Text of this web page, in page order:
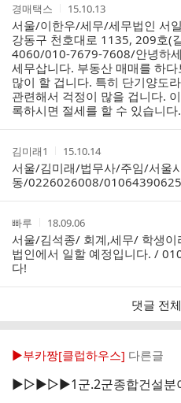
작
성
자
경매택스
작
성
시
간
15.10.13
서울/이한우/세무/세무법인 서
강동구 천호대로 1135, 209호(
4060/010-7679-7608/안녕하
세무삽니다. 부동산 매매를 하
많이 할 겁니다. 특히 단기양도
관련해서 걱정이 많을 겁니다.
록하시면 절세를 할 수 있습니다.
작
성
자
김미래1
작
성
시
간
15.10.14
서울/김미래/법무사/주임/서울
동/0226026008/
작
성
자
빠루
작
성
시
간
18.09.06
서울/김석종/ 회계,세무/ 학생이
법인에서 일할 예정입니다. /
다!
댓글 전
▶부카짱[클럽하우스] 다른글
▶▷▶▷▶1군.2군종합건설분